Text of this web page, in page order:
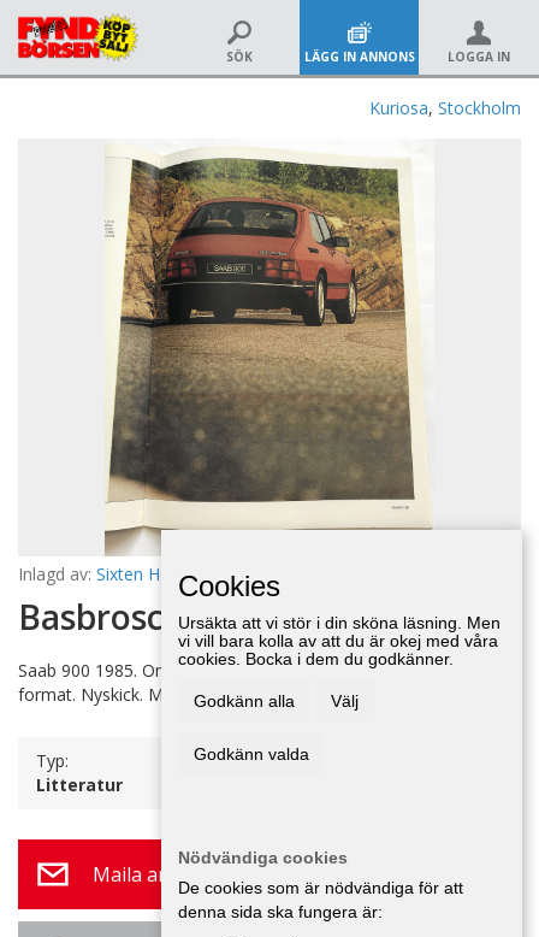
SÖK LÄGG IN ANNONS LOGGA IN
Kuriosa, Stockholm
Inlagd av: Sixten Hellstrand 24 maj 14:16
Basbroschyr över SAAB 900
Saab 900 1985. Omfattar 900, 900i och 900 Turbo. 40 sidor. A 4
format. Nyskick. Mycket fin.
Typ:
Litteratur
Maila annonsör
Cookies
Ursäkta att vi stör i din sköna läsning. Men
vi vill bara kolla av att du är okej med våra
cookies. Bocka i dem du godkänner.
Godkänn alla Välj
Godkänn valda
Nödvändiga cookies
De cookies som är nödvändiga för att
denna sida ska fungera är: